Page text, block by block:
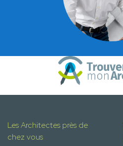
Les Architectes près de
chez vous